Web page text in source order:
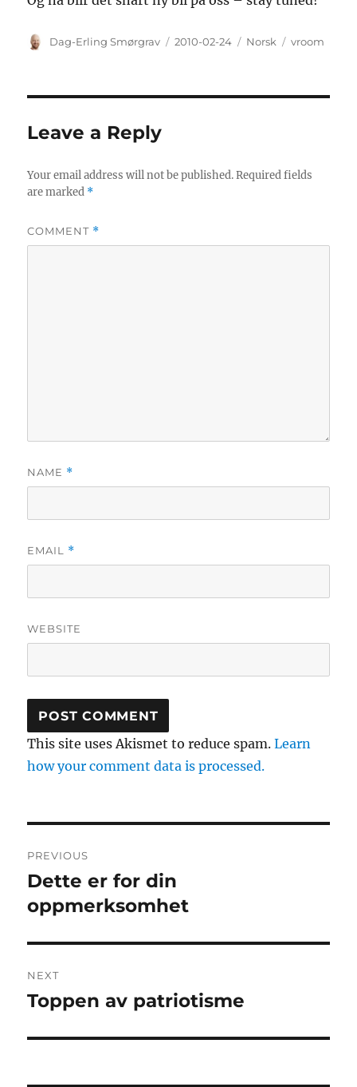
Author
Dag-Erling Smørgrav
Posted
2010-02-24 Categories
Norsk Tags
vroom
Leave a Reply
Your email address will not be published. Required fields
are marked *
COMMENT *
NAME *
EMAIL *
WEBSITE
This site uses Akismet to reduce spam.Learn
how your comment data is processed.
navigation
PREVIOUS
Previous
post:
Dette er for din
oppmerksomhet
NEXT
Next
Toppen av patriotisme